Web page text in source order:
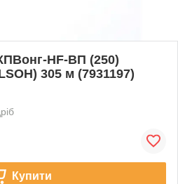
HF-ВП (250)
305 м (7931197)
Купити